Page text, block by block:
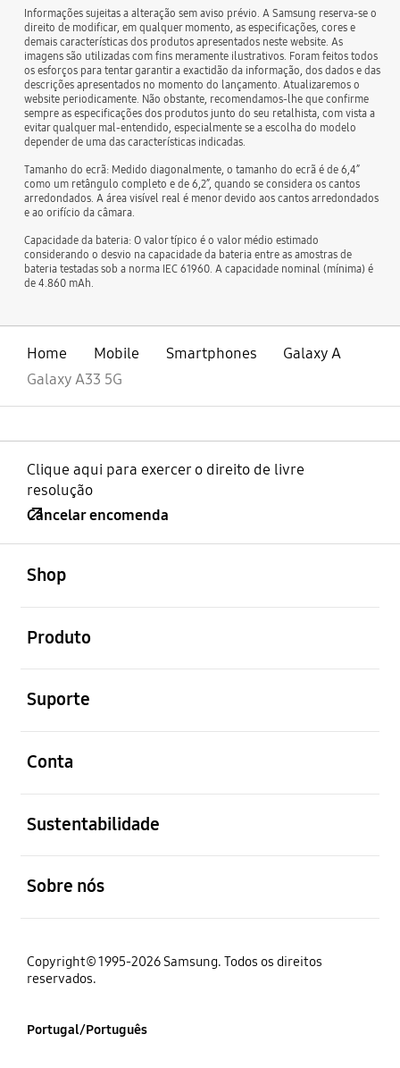
Informações sujeitas a alteração sem aviso prévio. A Samsung reserva-se o
direito de modificar, em qualquer momento, as especificações, cores e
demais características dos produtos apresentados neste website. As
imagens são utilizadas com fins meramente ilustrativos. Foram feitos todos
os esforços para tentar garantir a exactidão da informação, dos dados e das
descrições apresentados no momento do lançamento. Atualizaremos o
website periodicamente. Não obstante, recomendamos-lhe que confirme
sempre as especificações dos produtos junto do seu retalhista, com vista a
evitar qualquer mal-entendido, especialmente se a escolha do modelo
depender de uma das características indicadas.
Tamanho do ecrã: Medido diagonalmente, o tamanho do ecrã é de 6,4”
como um retângulo completo e de 6,2”, quando se considera os cantos
arredondados. A área visível real é menor devido aos cantos arredondados
e ao orifício da câmara.
Capacidade da bateria: O valor típico é o valor médio estimado
considerando o desvio na capacidade da bateria entre as amostras de
bateria testadas sob a norma IEC 61960. A capacidade nominal (mínima) é
de 4.860 mAh.
Home Mobile Smartphones
Galaxy A
Galaxy A33 5G
Clique aqui para exercer o direito de livre
resolução
Cancelar encomenda
Shop
Produto
Suporte
Conta
Sustentabilidade
Sobre nós
Copyright© 1995-2026 Samsung. Todos os direitos
reservados.
Portugal/Português